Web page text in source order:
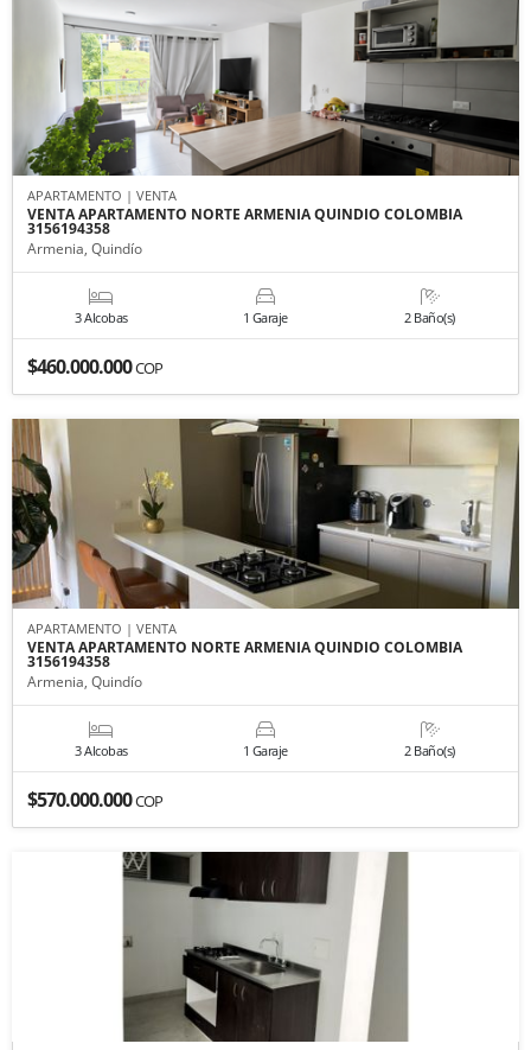
APARTAMENTO | VENTA
VENTA APARTAMENTO NORTE ARMENIA QUINDIO COLOMBIA
3156194358
Armenia, Quindío
3 Alcobas 1 Garaje 2 Baño(s)
$460.000.000COP
APARTAMENTO | VENTA
VENTA APARTAMENTO NORTE ARMENIA QUINDIO COLOMBIA
3156194358
Armenia, Quindío
3 Alcobas 1 Garaje 2 Baño(s)
$570.000.000COP